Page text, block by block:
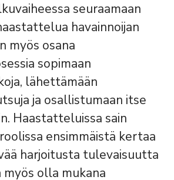
seuraamaan
havainnoijan
myös osana
sopimaan
lähettämään
ja osallistumaan itse
Haastatteluissa sain
ensimmäistä kertaa
harjoitusta tulevaisuutta
myös olla mukana